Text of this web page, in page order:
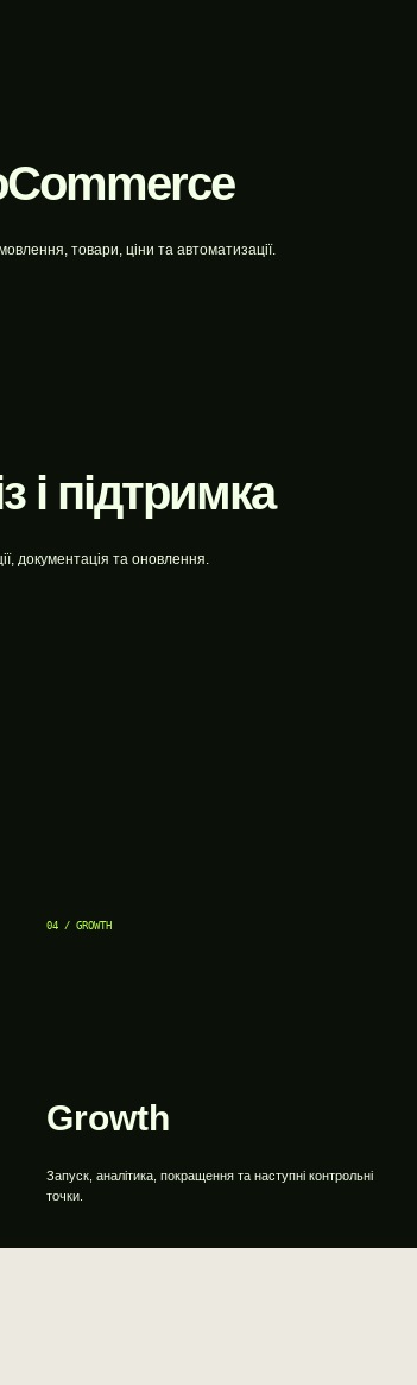
товари, ціни та автоматизації.
і підтримка
документація та оновлення.
04 / GROWTH
Growth
Запуск, аналітика, покращення та наступні контрольні
точки.